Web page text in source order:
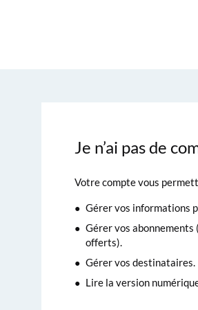
Je n’ai pas de
Votre compte vous
Gérer vos informations
Gérer vos abonnements
offerts).
Gérer vos destinataires.
Lire la version